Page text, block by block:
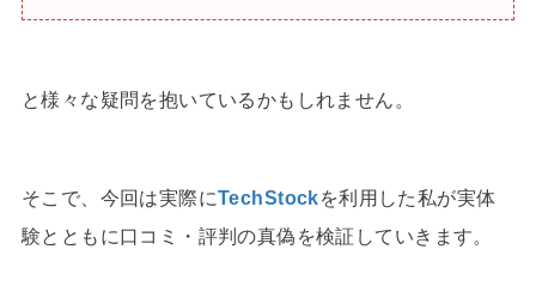
と様々な疑問を抱いているかもしれません。
そこで、今回は実際にTechStockを利用した私が実体
験とともに口コミ・評判の真偽を検証していきます。